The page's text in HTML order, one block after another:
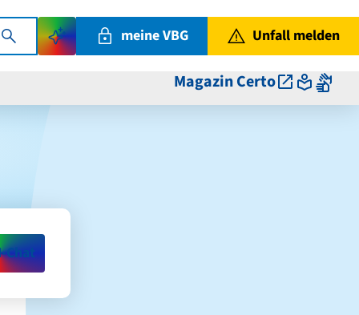
meine VBG Unfall melden
Magazin Certo
Chat